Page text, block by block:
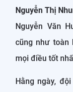
Nguyễn Thị
Nguyễn Văn
cũng như toàn
mọi điều tốt
Hằng ngày,